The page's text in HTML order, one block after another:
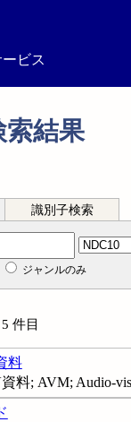
ビス
索結果
識別子検索
ジャンルのみ
5 件目
料
料; AVM; Audio-